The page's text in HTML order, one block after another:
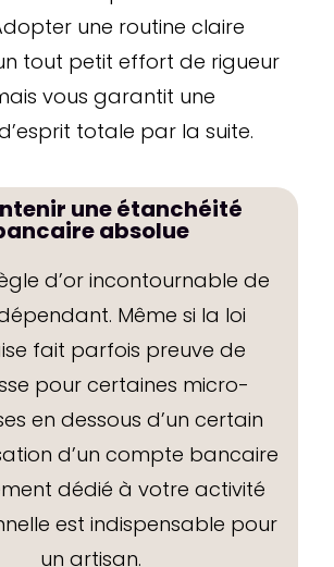
une routine claire
tout petit effort de rigueur
vous garantit une
totale par la suite.
une étanchéité
absolue
d’or incontournable de
Même si la loi
fait parfois preuve de
pour certaines micro-
en dessous d’un certain
d’un compte bancaire
dédié à votre activité
est indispensable pour
un artisan.